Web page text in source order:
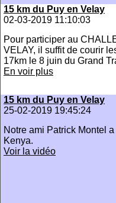
15 km du Puy en Velay
02-03-2019 11:10:03
Pour participer au
VELAY, il suffit de courir
17km le 8 juin du Grand
En voir plus
15 km du Puy en Velay
25-02-2019 19:45:24
Notre ami Patrick Montel
Kenya.
Voir la vidéo